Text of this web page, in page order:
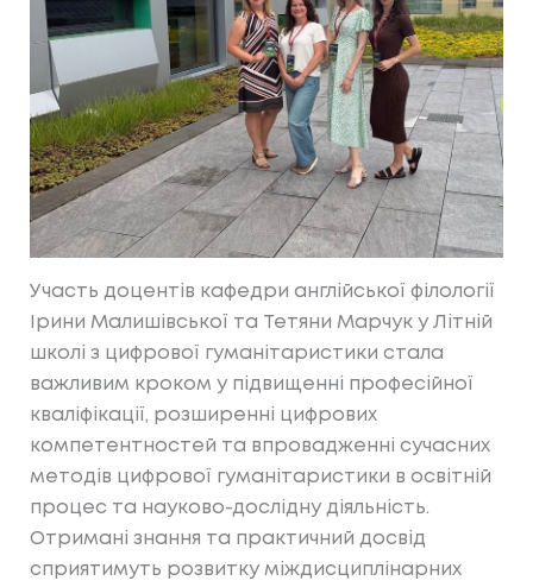
Участь доцентів кафедри англійської філології
Ірини Малишівської та Тетяни Марчук у Літній
школі з цифрової гуманітаристики стала
важливим кроком у підвищенні професійної
кваліфікації, розширенні цифрових
компетентностей та впровадженні сучасних
методів цифрової гуманітаристики в освітній
процес та науково-дослідну діяльність.
Отримані знання та практичний досвід
сприятимуть розвитку міждисциплінарних